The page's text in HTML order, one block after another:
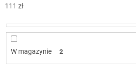
i
p
d
111 zł
W magazynie 2